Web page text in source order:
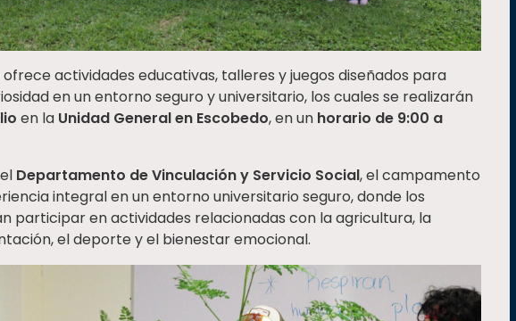
actividades educativas, talleres y juegos diseñados para
en un entorno seguro y universitario, los cuales se realizarán
en la Unidad General en Escobedo, en un horario de 9:00 a
Departamento de Vinculación y Servicio Social, el campamento
integral en un entorno universitario seguro, donde los
participar en actividades relacionadas con la agricultura, la
el deporte y el bienestar emocional.